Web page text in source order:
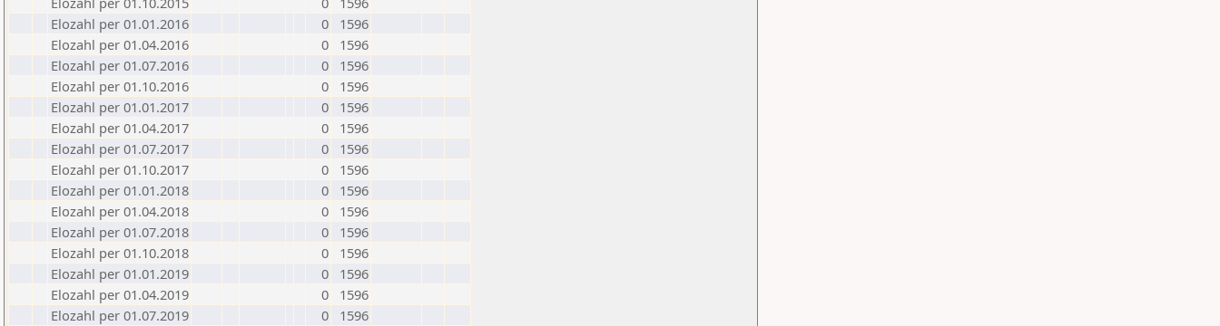
Elozahl per 01.01.2016
0
1596
Elozahl per 01.04.2016
0
1596
Elozahl per 01.07.2016
0
1596
Elozahl per 01.10.2016
0
1596
Elozahl per 01.01.2017
0
1596
Elozahl per 01.04.2017
0
1596
Elozahl per 01.07.2017
0
1596
Elozahl per 01.10.2017
0
1596
Elozahl per 01.01.2018
0
1596
Elozahl per 01.04.2018
0
1596
Elozahl per 01.07.2018
0
1596
Elozahl per 01.10.2018
0
1596
Elozahl per 01.01.2019
0
1596
Elozahl per 01.04.2019
0
1596
Elozahl per 01.07.2019
0
1596